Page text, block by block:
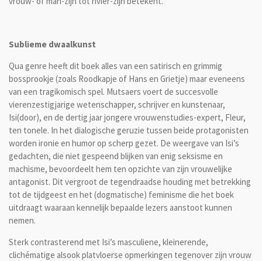
Sublieme dwaalkunst
Qua genre heeft dit boek alles van een satirisch en grimmig
bossprookje (zoals Roodkapje of Hans en Grietje) maar eveneens
van een tragikomisch spel. Mutsaers voert de succesvolle
vierenzestigjarige wetenschapper, schrijver en kunstenaar,
Isi(door), en de dertig jaar jongere vrouwenstudies-expert, Fleur,
ten tonele. In het dialogische geruzie tussen beide protagonisten
worden ironie en humor op scherp gezet. De weergave van Isi’s
gedachten, die niet gespeend blijken van enig seksisme en
machisme, bevoordeelt hem ten opzichte van zijn vrouwelijke
antagonist. Dit vergroot de tegendraadse houding met betrekking
tot de tijdgeest en het (dogmatische) feminisme die het boek
uitdraagt waaraan kennelijk bepaalde lezers aanstoot kunnen
nemen.
Sterk contrasterend met Isi’s masculiene, kleinerende,
clichématige alsook platvloerse opmerkingen tegenover zijn vrouw